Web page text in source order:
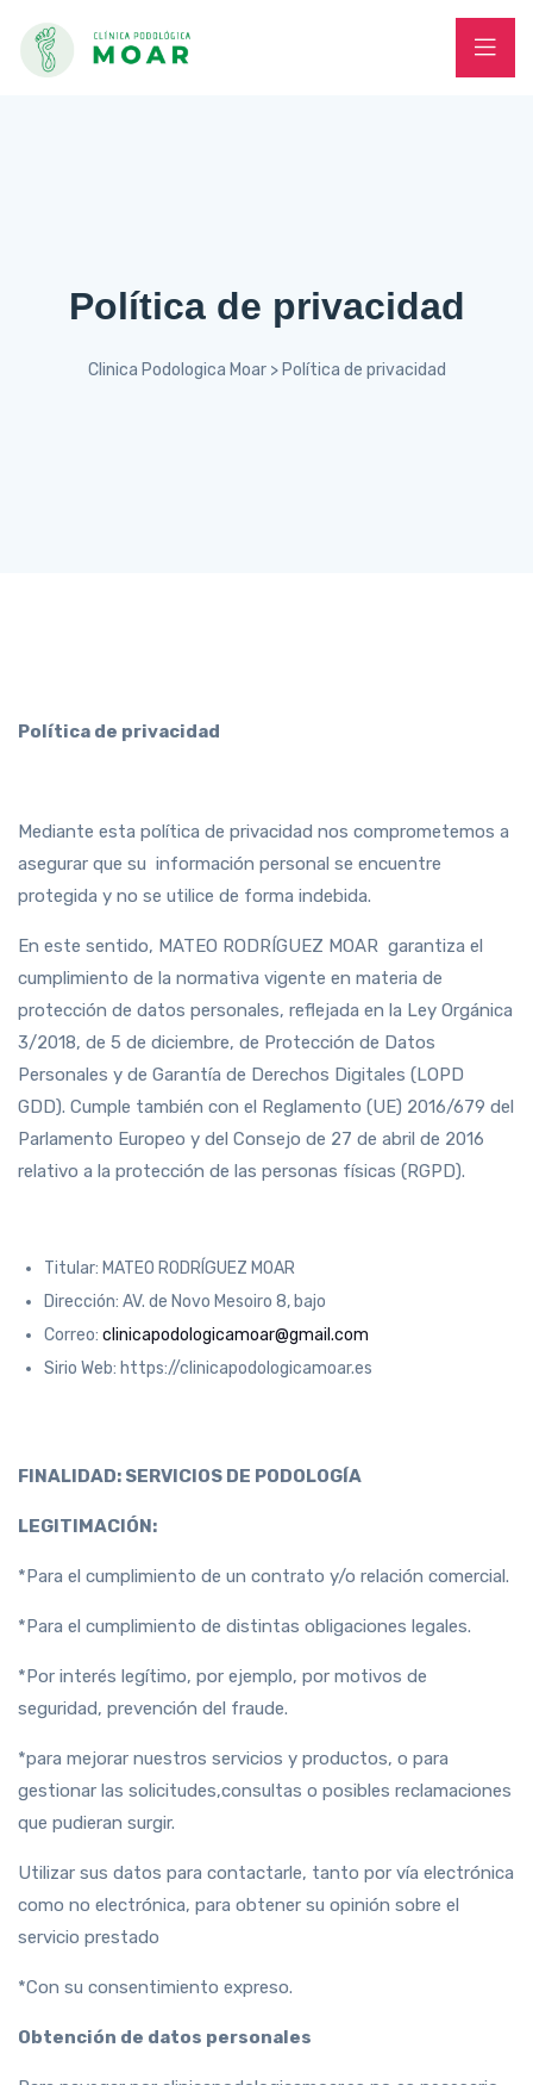
Política de privacidad
Clinica Podologica Moar> Política de privacidad
Política de privacidad
Mediante esta política de privacidad nos comprometemos a
asegurar que su información personal se encuentre
protegida y no se utilice de forma indebida.
En este sentido, MATEO RODRÍGUEZ MOAR garantiza el
cumplimiento de la normativa vigente en materia de
protección de datos personales, reflejada en la Ley Orgánica
3/2018, de 5 de diciembre, de Protección de Datos
Personales y de Garantía de Derechos Digitales (LOPD
GDD). Cumple también con el Reglamento (UE) 2016/679 del
Parlamento Europeo y del Consejo de 27 de abril de 2016
relativo a la protección de las personas físicas (RGPD).
Titular: MATEO RODRÍGUEZ MOAR
Dirección: AV. de Novo Mesoiro 8, bajo
Correo: clinicapodologicamoar@gmail.com
Sirio Web: https://clinicapodologicamoar.es
FINALIDAD: SERVICIOS DE PODOLOGÍA
LEGITIMACIÓN:
*Para el cumplimiento de un contrato y/o relación comercial.
*Para el cumplimiento de distintas obligaciones legales.
*Por interés legítimo, por ejemplo, por motivos de
seguridad, prevención del fraude.
*para mejorar nuestros servicios y productos, o para
gestionar las solicitudes,consultas o posibles reclamaciones
que pudieran surgir.
Utilizar sus datos para contactarle, tanto por vía electrónica
como no electrónica, para obtener su opinión sobre el
servicio prestado
*Con su consentimiento expreso.
Obtención de datos personales